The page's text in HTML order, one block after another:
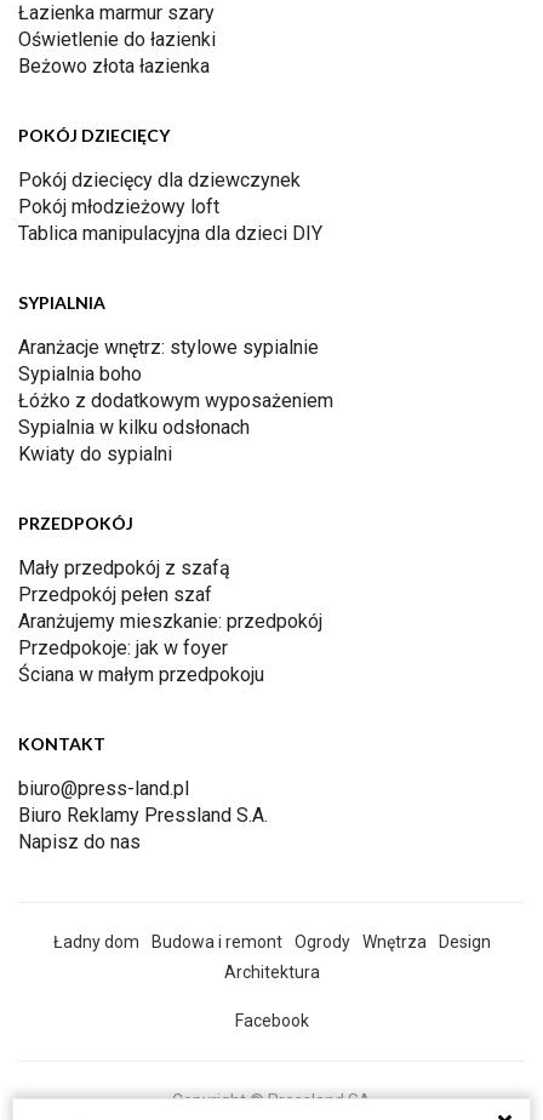
Łazienka marmur szary
Oświetlenie do łazienki
Beżowo złota łazienka
POKÓJ DZIECIĘCY
Pokój dziecięcy dla dziewczynek
Pokój młodzieżowy loft
Tablica manipulacyjna dla dzieci DIY
SYPIALNIA
Aranżacje wnętrz: stylowe sypialnie
Sypialnia boho
Łóżko z dodatkowym wyposażeniem
Sypialnia w kilku odsłonach
Kwiaty do sypialni
PRZEDPOKÓJ
Mały przedpokój z szafą
Przedpokój pełen szaf
Aranżujemy mieszkanie: przedpokój
Przedpokoje: jak w foyer
Ściana w małym przedpokoju
KONTAKT
biuro@press-land.pl
Biuro Reklamy Pressland S.A.
Napisz do nas
Ładny dom Budowa i remont Ogrody Wnętrza
Design
Architektura
Facebook
Copyright © Pressland SA